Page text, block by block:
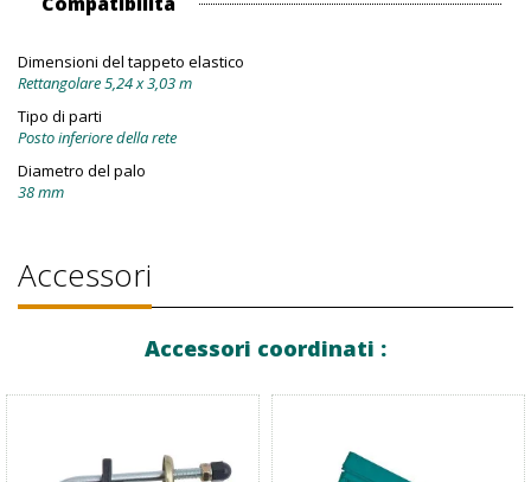
Dimensioni del tappeto elastico
Rettangolare 5,24 x 3,03 m
Tipo di parti
Posto inferiore della rete
Diametro del palo
38 mm
Accessori
Accessori coordinati :